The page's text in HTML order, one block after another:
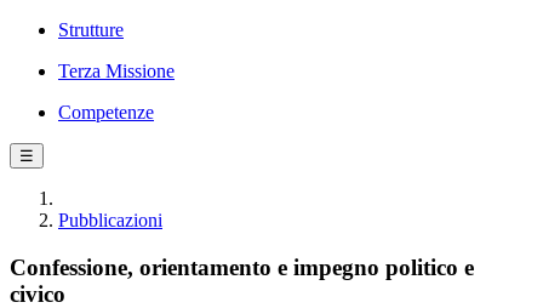
Strutture
Terza Missione
Competenze
☰
Pubblicazioni
Confessione, orientamento e impegno politico e
civico